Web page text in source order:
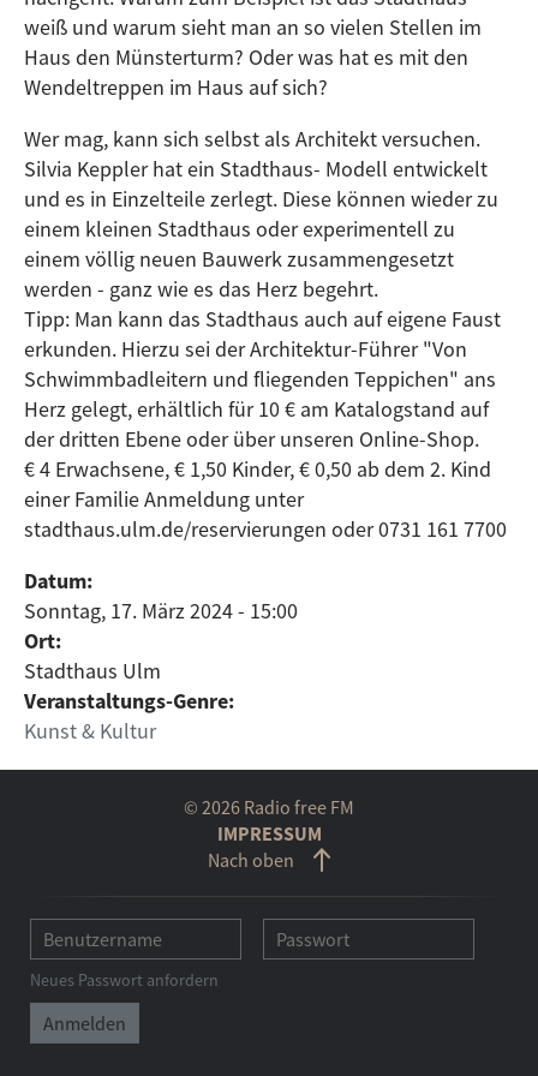
weiß und warum sieht man an so vielen Stellen im
Haus den Münsterturm? Oder was hat es mit den
Wendeltreppen im Haus auf sich?
Wer mag, kann sich selbst als Architekt versuchen.
Silvia Keppler hat ein Stadthaus- Modell entwickelt
und es in Einzelteile zerlegt. Diese können wieder zu
einem kleinen Stadthaus oder experimentell zu
einem völlig neuen Bauwerk zusammengesetzt
werden - ganz wie es das Herz begehrt.
Tipp: Man kann das Stadthaus auch auf eigene Faust
erkunden. Hierzu sei der Architektur-Führer "Von
Schwimmbadleitern und fliegenden Teppichen" ans
Herz gelegt, erhältlich für 10 € am Katalogstand auf
der dritten Ebene oder über unseren Online-Shop.
€ 4 Erwachsene, € 1,50 Kinder, € 0,50 ab dem 2. Kind
einer Familie Anmeldung unter
stadthaus.ulm.de/reservierungen oder 0731 161 7700
Datum:
Sonntag, 17. März 2024 - 15:00
Ort:
Stadthaus Ulm
Veranstaltungs-Genre:
Kunst & Kultur
© 2026 Radio free FM
IMPRESSUM
Nach oben
Neues Passwort anfordern